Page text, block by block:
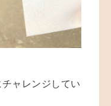
ャレンジしてい